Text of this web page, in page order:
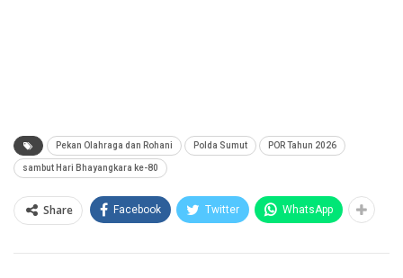
Pekan Olahraga dan Rohani Polda Sumut POR Tahun 2026
sambut Hari Bhayangkara ke-80
Share Facebook Twitter WhatsApp